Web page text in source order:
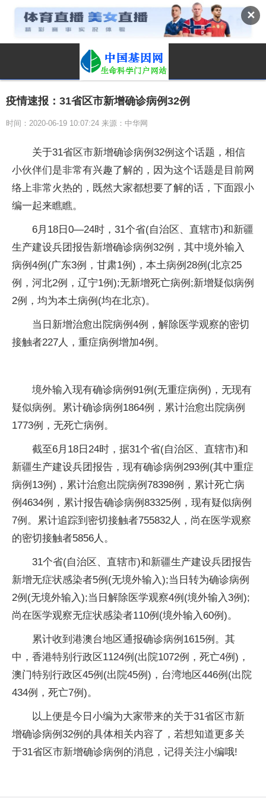
✕
疫情速报：31省区市新增确诊病例32例
时间：2020-06-19 10:07:24 来源：中华网
关于31省区市新增确诊病例32例这个话题，相信
小伙伴们是非常有兴趣了解的，因为这个话题是目前网
络上非常火热的，既然大家都想要了解的话，下面跟小
编一起来瞧瞧。
6月18日0—24时，31个省(自治区、直辖市)和新疆
生产建设兵团报告新增确诊病例32例，其中境外输入
病例4例(广东3例，甘肃1例)，本土病例28例(北京25
例，河北2例，辽宁1例);无新增死亡病例;新增疑似病例
2例，均为本土病例(均在北京)。
当日新增治愈出院病例4例，解除医学观察的密切
接触者227人，重症病例增加4例。
境外输入现有确诊病例91例(无重症病例)，无现有
疑似病例。累计确诊病例1864例，累计治愈出院病例
1773例，无死亡病例。
截至6月18日24时，据31个省(自治区、直辖市)和
新疆生产建设兵团报告，现有确诊病例293例(其中重症
病例13例)，累计治愈出院病例78398例，累计死亡病
例4634例，累计报告确诊病例83325例，现有疑似病例
7例。累计追踪到密切接触者755832人，尚在医学观察
的密切接触者5856人。
31个省(自治区、直辖市)和新疆生产建设兵团报告
新增无症状感染者5例(无境外输入);当日转为确诊病例
2例(无境外输入);当日解除医学观察4例(境外输入3例);
尚在医学观察无症状感染者110例(境外输入60例)。
累计收到港澳台地区通报确诊病例1615例。其
中，香港特别行政区1124例(出院1072例，死亡4例)，
澳门特别行政区45例(出院45例)，台湾地区446例(出院
434例，死亡7例)。
以上便是今日小编为大家带来的关于31省区市新
增确诊病例32例的具体相关内容了，若想知道更多关
于31省区市新增确诊病例的消息，记得关注小编哦!